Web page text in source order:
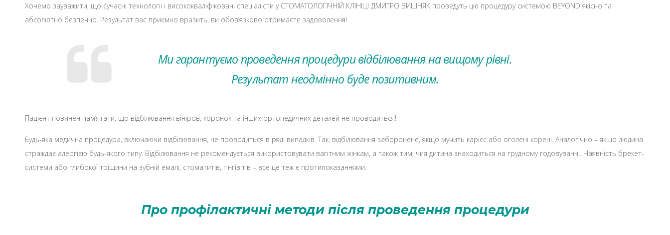
Хочемо зауважити, що сучасні технології і висококваліфіковані спеціалісти у СТОМАТОЛОГІЧНІЙ КЛІНІЦІ ДМИТРО ВИШНЯК проведуть цю процедуру системою BEYOND якісно та
абсолютно безпечно. Результат вас приємно вразить, ви обов’язково отримаєте задоволення!
Ми гарантуємо проведення процедури відбілювання на вищому рівні.
Результат неодмінно буде позитивним.
Пацієнт повинен пам’ятати, що відбілювання вініров, коронок та інших ортопедичних деталей не проводиться!
Будь-яка медична процедура, включаючи відбілювання, не проводиться в ряді випадків. Так, відбілювання заборонене, якщо мучить карієс або оголені корені. Аналогічно – якщо людина
страждає алергією будь-якого типу. Відбілювання не рекомендується використовувати вагітним жінкам, а також тим, чия дитина знаходиться на грудному годовуванні. Наявність брекет-
системи або глибокої тріщини на зубній емалі, стоматитів, гінгівітів – все це теж є протипоказаннями.
Про профілактичні методи після проведення процедури